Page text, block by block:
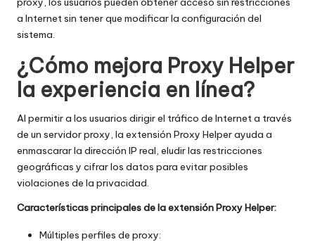
g
r
a
t
ui
t
a
]
-
O
a Internet sin tener que modificar la configuración del
sistema.
¿Cómo mejora Proxy Helper
la experiencia en línea?
Al permitir a los usuarios dirigir el tráfico de Internet a través
de un servidor proxy, la extensión Proxy Helper ayuda a
enmascarar la dirección IP real, eludir las restricciones
geográficas y cifrar los datos para evitar posibles
violaciones de la privacidad.
Características principales de la extensión Proxy Helper:
Múltiples perfiles de proxy: